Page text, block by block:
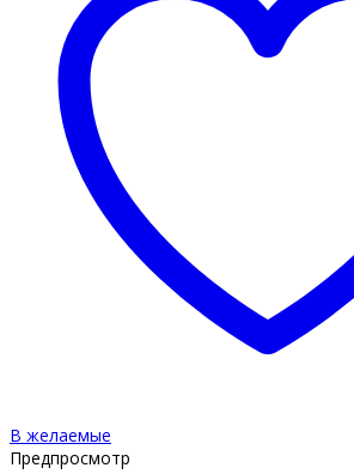
В желаемые
Предпросмотр